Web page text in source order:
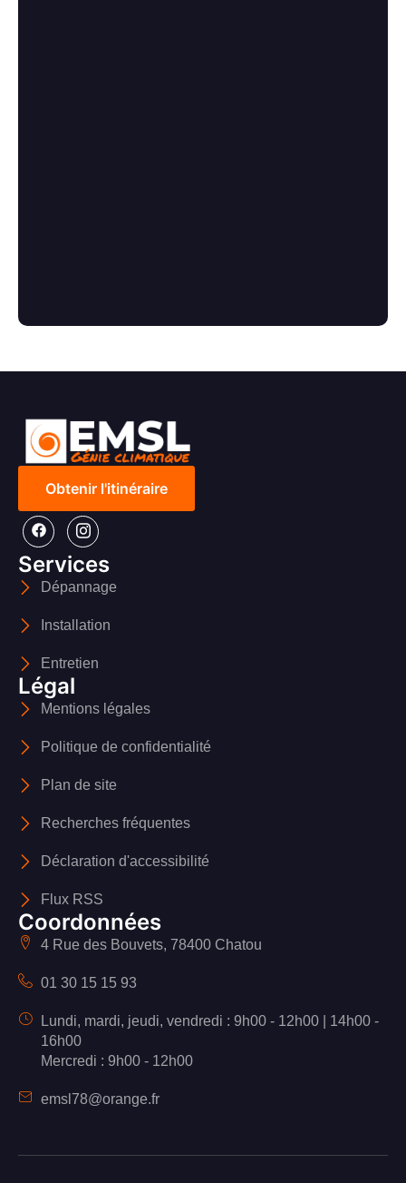
Obtenir l'itinéraire
Services
Dépannage
Installation
Entretien
Légal
Mentions légales
Politique de confidentialité
Plan de site
Recherches fréquentes
Déclaration d'accessibilité
Flux RSS
Coordonnées
4 Rue des Bouvets, 78400 Chatou
01 30 15 15 93
Lundi, mardi, jeudi, vendredi : 9h00 - 12h00 | 14h00 -
16h00
Mercredi : 9h00 - 12h00
emsl78@orange.fr